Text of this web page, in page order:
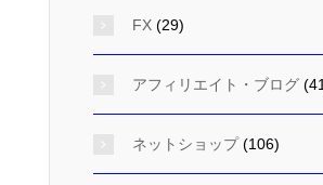
FX (29)
アフィリエイト・ブログ
ネットショップ(106)